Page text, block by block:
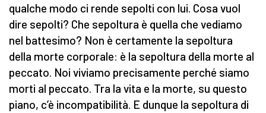
qualche modo ci rende sepolti con lui. Cosa vuol
dire sepolti? Che sepoltura è quella che vediamo
nel battesimo? Non è certamente la sepoltura
della morte corporale: è la sepoltura della morte al
peccato. Noi viviamo precisamente perché siamo
morti al peccato. Tra la vita e la morte, su questo
piano, c’è incompatibilità. E dunque la sepoltura di